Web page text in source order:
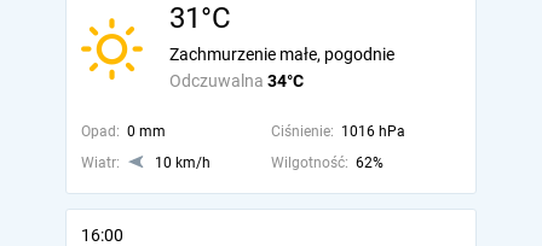
31°C
Odczuwalna 34°C
Zachmurzenie małe, pogodnie
Opad: 0 mm Ciśnienie: 1016 hPa
Wiatr:
10 km/h Wilgotność: 62%
16:00